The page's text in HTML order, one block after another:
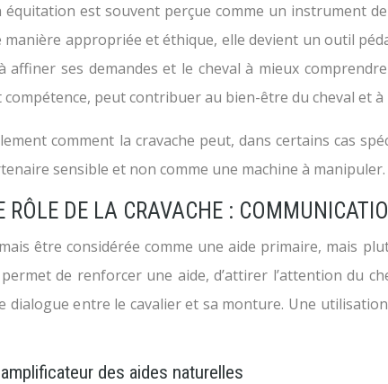
manière appropriée et éthique, elle devient un outil
affiner ses demandes et le cheval à mieux
compétence, peut contribuer au bien-être du cheval et
comment la cravache peut, dans certains cas
sensible et non comme une machine à manipuler.
RÔLE DE LA CRAVACHE :
être considérée comme une aide primaire, mais
de renforcer une aide, d’attirer l’attention du
dialogue entre le cavalier et sa monture. Une
des aides naturelles